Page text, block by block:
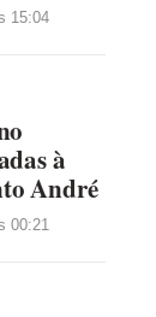
15:04
à
André
00:21